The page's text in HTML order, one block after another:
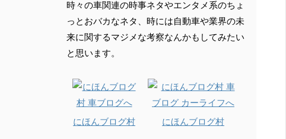
時々の車関連の時事ネタやエンタメ系のちょ
っとおバカなネタ、時には自動車や業界の未
来に関するマジメな考察なんかもしてみたい
と思います。
にほんブログ村 にほんブログ村